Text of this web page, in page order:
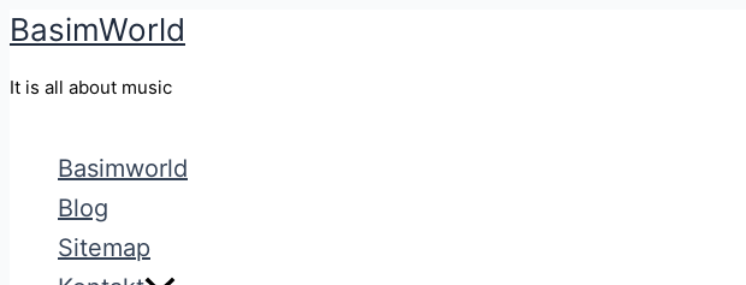
Gå
BasimWorld
It is all about music
Basimworld
Blog
Sitemap